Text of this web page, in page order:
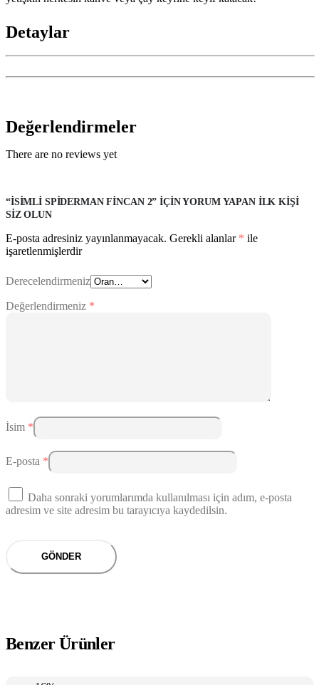
Detaylar
Değerlendirmeler
There are no reviews yet
“İSIMLI SPIDERMAN FINCAN 2” IÇIN YORUM YAPAN ILK KIŞI
SIZ OLUN
E-posta adresiniz yayınlanmayacak. Gerekli alanlar * ile
işaretlenmişlerdir
Derecelendirmeniz
Değerlendirmeniz *
İsim *
E-posta *
Daha sonraki yorumlarımda kullanılması için adım, e-posta
adresim ve site adresim bu tarayıcıya kaydedilsin.
Benzer Ürünler